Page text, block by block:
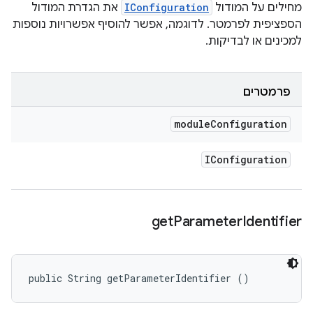
מחילים על המודול IConfiguration את הגדרת המודול
הספציפית לפרמטר. לדוגמה, אפשר להוסיף אפשרויות נוספות
למכינים או לבדיקות.
פרמטרים
moduleConfiguration
IConfiguration
getParameterIdentifier
public String getParameterIdentifier ()